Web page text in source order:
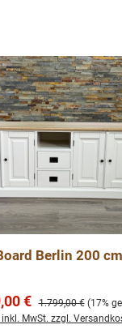
Berlin 200
€ Regulärer Preis:
1.799,00 € (17%
inkl. MwSt. zzgl.